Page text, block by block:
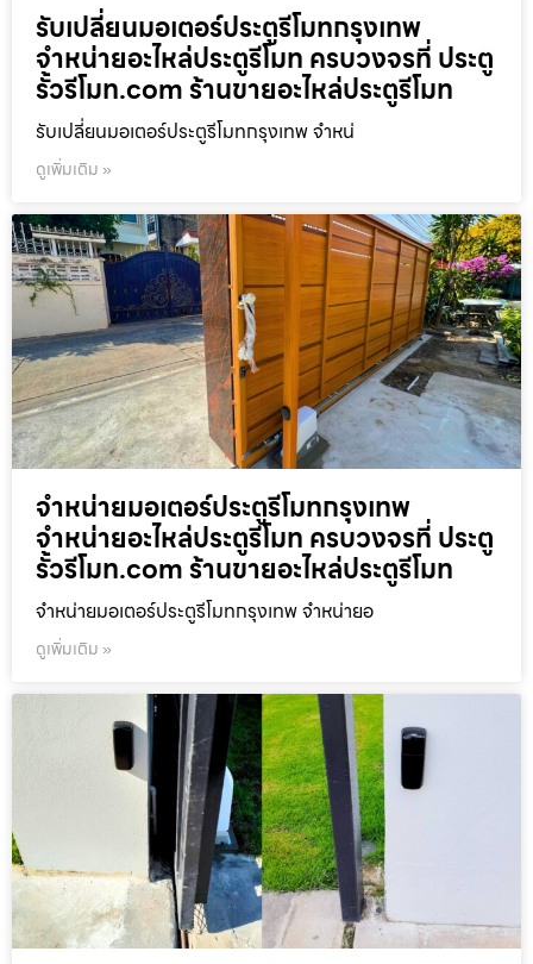
รับเปลี่ยนมอเตอร์ประตูรีโมทกรุงเทพ
จำหน่ายอะไหล่ประตูรีโมท ครบวงจรที่ ประตู
รั้วรีโมท.com ร้านขายอะไหล่ประตูรีโมท
รับเปลี่ยนมอเตอร์ประตูรีโมทกรุงเทพ จำหน่
ดูเพิ่มเติม »
จำหน่ายมอเตอร์ประตูรีโมทกรุงเทพ
จำหน่ายอะไหล่ประตูรีโมท ครบวงจรที่ ประตู
รั้วรีโมท.com ร้านขายอะไหล่ประตูรีโมท
จำหน่ายมอเตอร์ประตูรีโมทกรุงเทพ จำหน่ายอ
ดูเพิ่มเติม »